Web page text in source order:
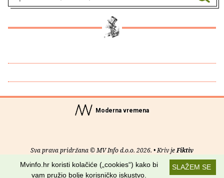
Moderna vremena
Sva prava pridržana © MV Info d.o.o. 2026. • Kriv jeFiktiv
O nama• Pomoć• Uvjeti korištenja•RSS kanaliSLAŽEM SE
Mvinfo.hr koristi kolačiće („cookies“) kako bi
vam pružio bolje korisničko iskustvo.